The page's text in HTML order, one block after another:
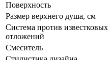
Поверхность
Размер верхнего душа, см
Система против известковых
отложений
Смеситель